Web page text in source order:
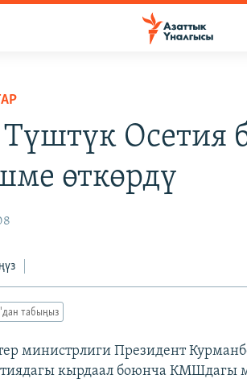
Түштүк
өткөрдү
табыңыз
министрлиги Президент
кырдаал боюнча КМШдагы